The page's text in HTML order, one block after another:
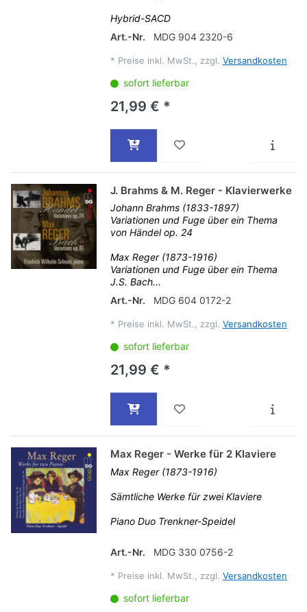
Hybrid-SACD
Art.-Nr.
MDG 904 2320-6
* Preise inkl. MwSt., zzgl. Versandkosten
sofort lieferbar
21,99 € *
J. Brahms & M. Reger - Klavierwerke
Johann Brahms (1833-1897)
Variationen und Fuge über ein Thema
von Händel op. 24
Max Reger (1873-1916)
Variationen und Fuge über ein Thema
J.S. Bach...
Art.-Nr.
MDG 604 0172-2
* Preise inkl. MwSt., zzgl. Versandkosten
sofort lieferbar
21,99 € *
Max Reger - Werke für 2 Klaviere
Max Reger (1873-1916)
Sämtliche Werke für zwei Klaviere
Piano Duo Trenkner-Speidel
Art.-Nr. MDG 330 0756-2
* Preise inkl. MwSt., zzgl. Versandkosten
sofort lieferbar